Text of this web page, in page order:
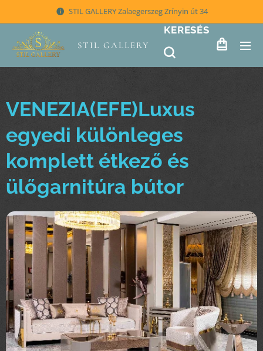
STIL GALLERY Zalaegerszeg Zrínyin út 34
STIL GALLERY
KERESÉS
VENEZIA(EFE)Luxus
egyedi különleges
komplett étkező és
ülőgarnitúra bútor